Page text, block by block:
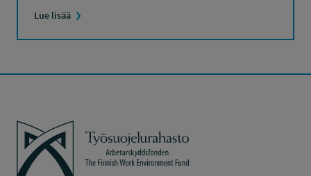
Lue lisää
Työsuojelurahasto